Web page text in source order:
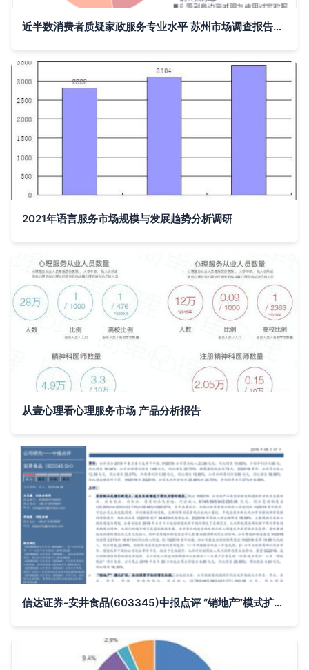
近半数消费者质疑家政服务专业水平 苏州市场调查报告揭示行业痛点
2021年语言服务市场规模与发展趋势分析调研
从壹心理看心理服务市场 产品分析报告
信达证券-安井食品(603345)中报点评 “销地产”模式扩张，抓住弱势市场的增长机遇